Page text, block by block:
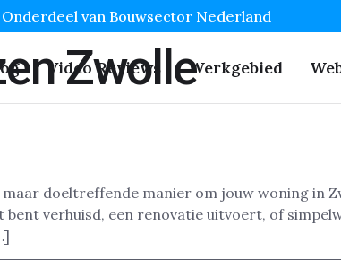
Onderdeel van Bouwsector Nederland
Video Reviews Werkgebied
Zwolle
doeltreffende manier om jouw woning in
verhuisd, een renovatie uitvoert, of